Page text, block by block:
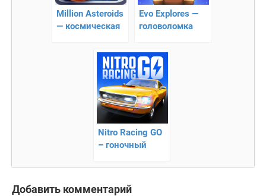
Million Asteroids
— космическая
Evo Explores —
головоломка
Nitro Racing GO
– гоночный
Добавить комментарий